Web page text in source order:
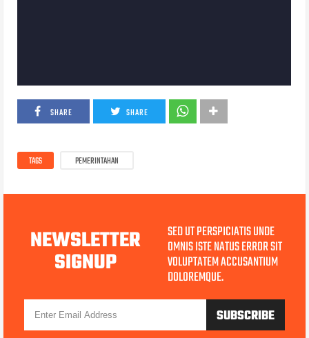
SHARE SHARE
TAGS PEMERINTAHAN
NEWSLETTER
SIGNUP
SED UT PERSPICIATIS UNDE
OMNIS ISTE NATUS ERROR SIT
VOLUPTATEM ACCUSANTIUM
DOLOREMQUE.